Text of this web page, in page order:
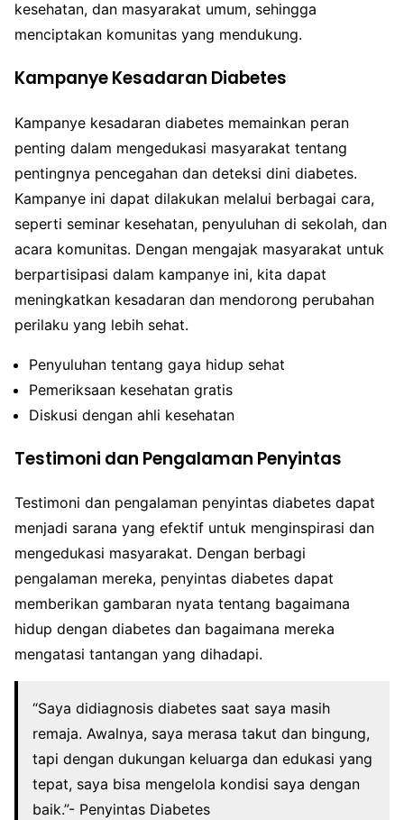
kesehatan, dan masyarakat umum, sehingga
menciptakan komunitas yang mendukung.
Kampanye Kesadaran Diabetes
Kampanye kesadaran diabetes memainkan peran
penting dalam mengedukasi masyarakat tentang
pentingnya pencegahan dan deteksi dini diabetes.
Kampanye ini dapat dilakukan melalui berbagai cara,
seperti seminar kesehatan, penyuluhan di sekolah, dan
acara komunitas. Dengan mengajak masyarakat untuk
berpartisipasi dalam kampanye ini, kita dapat
meningkatkan kesadaran dan mendorong perubahan
perilaku yang lebih sehat.
Penyuluhan tentang gaya hidup sehat
Pemeriksaan kesehatan gratis
Diskusi dengan ahli kesehatan
Testimoni dan Pengalaman Penyintas
Testimoni dan pengalaman penyintas diabetes dapat
menjadi sarana yang efektif untuk menginspirasi dan
mengedukasi masyarakat. Dengan berbagi
pengalaman mereka, penyintas diabetes dapat
memberikan gambaran nyata tentang bagaimana
hidup dengan diabetes dan bagaimana mereka
mengatasi tantangan yang dihadapi.
“Saya didiagnosis diabetes saat saya masih
remaja. Awalnya, saya merasa takut dan bingung,
tapi dengan dukungan keluarga dan edukasi yang
tepat, saya bisa mengelola kondisi saya dengan
baik.”- Penyintas Diabetes